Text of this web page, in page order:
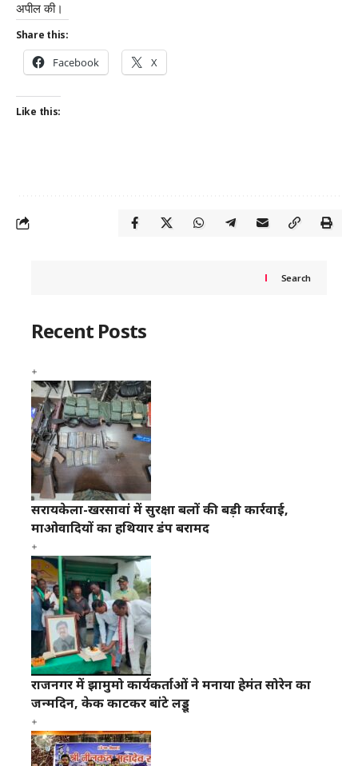
अपील की।
Share this:
Facebook X
Like this:
Search
Recent Posts
सरायकेला-खरसावां में सुरक्षा बलों की बड़ी कार्रवाई,
माओवादियों का हथियार डंप बरामद
राजनगर में झामुमो कार्यकर्ताओं ने मनाया हेमंत सोरेन का
जन्मदिन, केक काटकर बांटे लड्डू